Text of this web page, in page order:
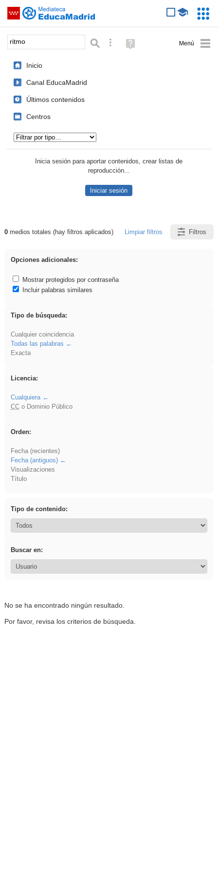
Saltar navegación
Palabra o frase: Búsqueda avanzada
Ayuda
(en
Inicio
Canal EducaMadrid
Últimos contenidos
Centros
Inicia sesión para aportar contenidos, crear listas de
reproducción...
Iniciar sesión
Resultados de: ritmo
0medios totales (hay filtros aplicados) Limpiar filtros Filtros
Opciones adicionales:
Mostrar protegidos por contraseña
Incluir palabras similares
Tipo de búsqueda:
Cualquier coincidencia
Todas las palabras
Exacta
Licencia:
Cualquiera
CCo Dominio Público
Orden:
Fecha (recientes)
Fecha (antiguos)
Visualizaciones
Título
Tipo de contenido:
Buscar en:
No se ha encontrado ningún resultado.
Por favor, revisa los criterios de búsqueda.